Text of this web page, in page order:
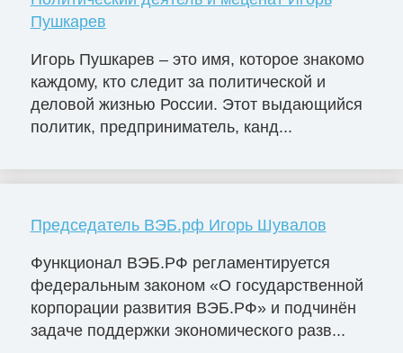
Пушкарев
Игорь Пушкарев – это имя, которое знакомо
каждому, кто следит за политической и
деловой жизнью России. Этот выдающийся
политик, предприниматель, канд...
Председатель ВЭБ.рф Игорь Шувалов
Функционал ВЭБ.РФ регламентируется
федеральным законом «О государственной
корпорации развития ВЭБ.РФ» и подчинён
задаче поддержки экономического разв...